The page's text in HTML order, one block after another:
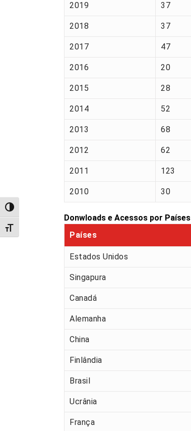
Alternar alto contraste
Alternar tamanho da fonte
2019 37
2018 37
2017 47
2016 20
2015 28
2014 52
2013 68
2012 62
2011 123
2010 30
Donwloads e Acessos por Países
Países
Estados Unidos
Singapura
Canadá
Alemanha
China
Finlândia
Brasil
Ucrânia
França